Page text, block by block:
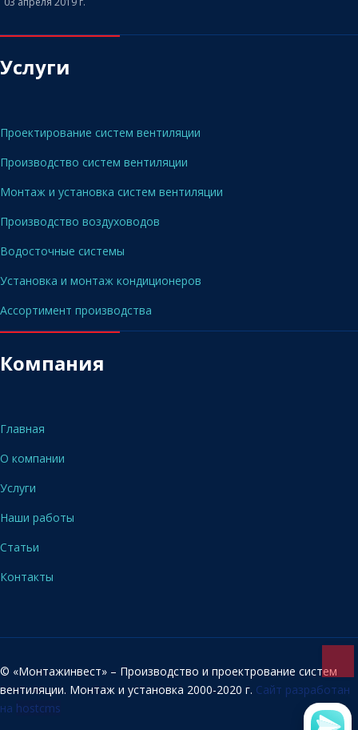
Услуги
Проектирование систем вентиляции
Производство систем вентиляции
Монтаж и установка систем вентиляции
Производство воздуховодов
Водосточные системы
Установка и монтаж кондиционеров
Ассортимент производства
Компания
Главная
О компании
Услуги
Наши работы
Статьи
Контакты
© «Монтажинвест» – Производство и проектрование систем
вентиляции. Монтаж и установка 2000-2020 г. Сайт разработан
на hostcms